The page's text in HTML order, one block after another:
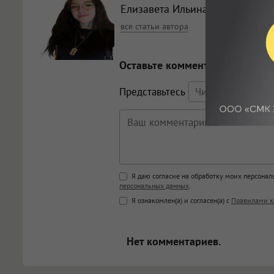
Елизавета Ильина
все статьи автора
Оставьте комментарий
Представьтесь
Поддержка HTML
<b>, <strong>, <u>, <i>, <em>,
<blockquote>, <code>
Я даю согласие на обработку моих
персональных данных.
Я ознакомлен(а) и согласен(а) с Правилами
Нет комментариев.